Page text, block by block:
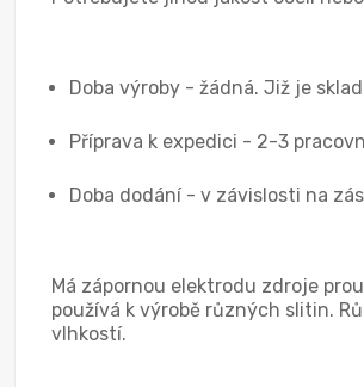
Doba výroby - žádná. Již je
Příprava k expedici - 2-3
Doba dodání - v závislosti na
Má zápornou elektrodu zdroje
používá k výrobě různých slitin.
vlhkostí.